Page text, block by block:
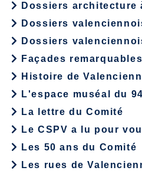
Dossiers architecture
Dossiers
Dossiers
Façades remarquables
Histoire de
L'espace muséal du
La lettre du Comité
Le CSPV a lu pour
Les 50 ans du Comité
Les rues de